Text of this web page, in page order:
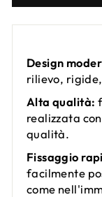
Design
rilievo,
Alta qualità:
realizzata
qualità.
Fissaggio
facilmente
come